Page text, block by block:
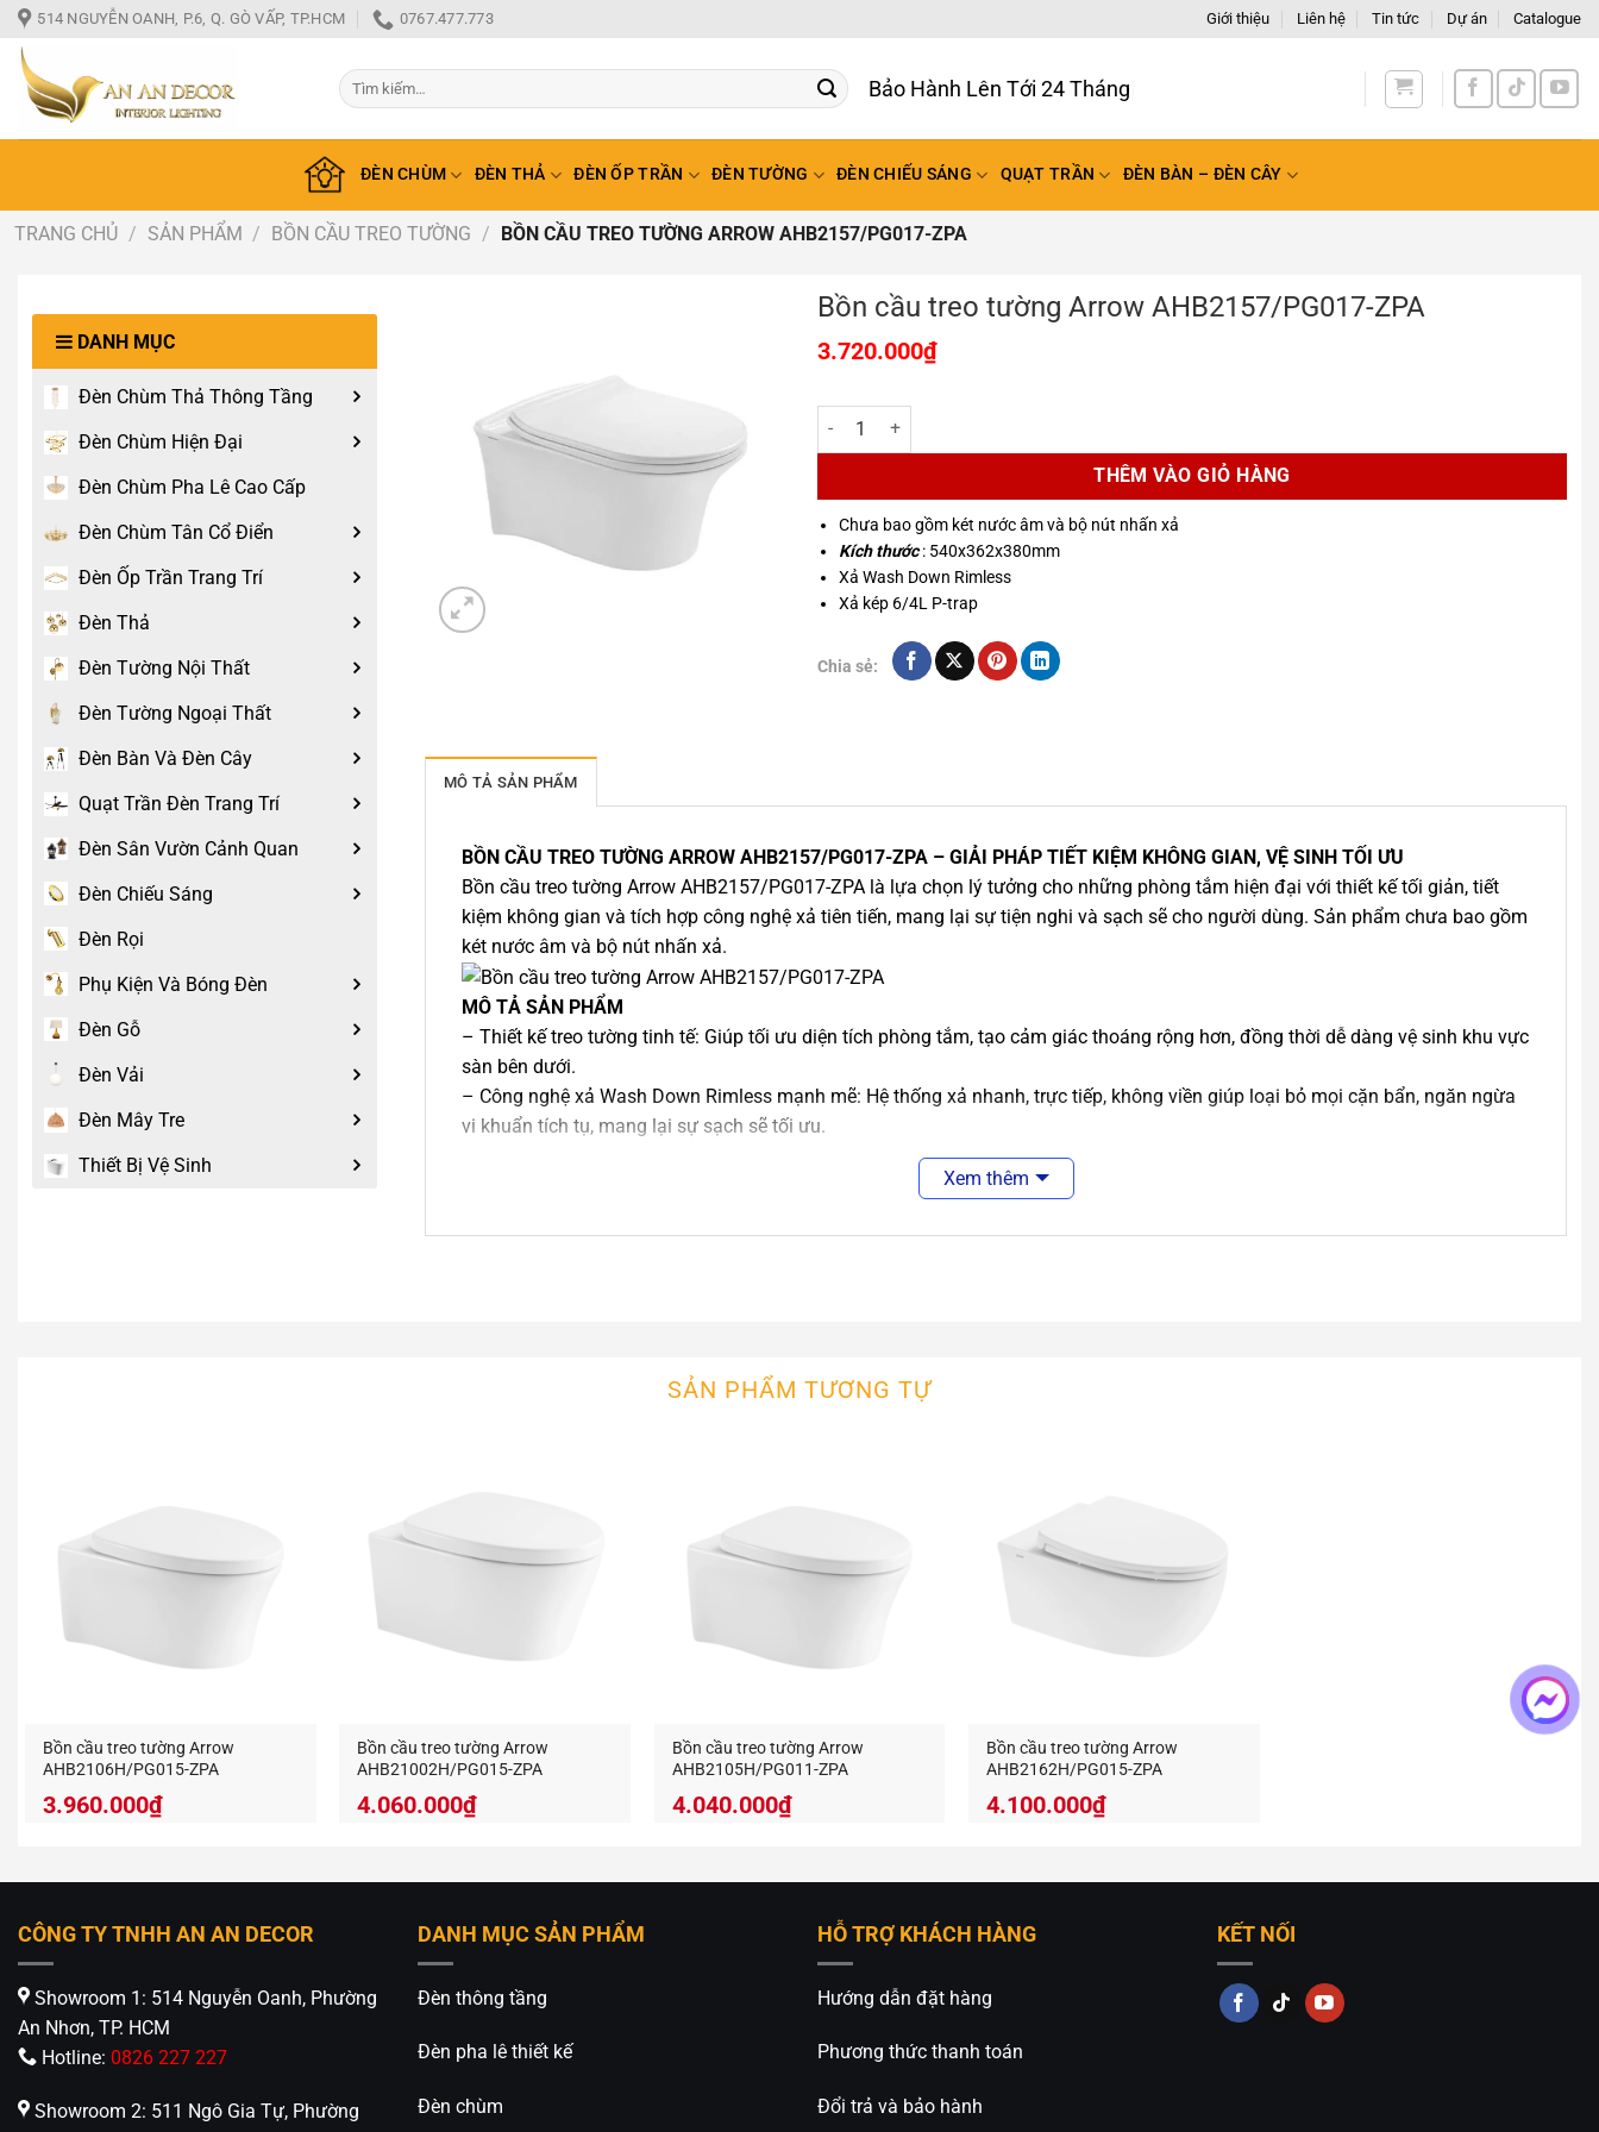
Bỏ
qua
nội
dung
514 NGUYỄN OANH, P.6, Q. GÒ VẤP, TP.HCM 0767.477.773 Giới thiệu Liên hệ Tin tức Dự án Catalogue
Tìm
kiếm:
Bảo Hành Lên Tới 24 T
ĐÈN CHÙM ĐÈN THẢ ĐÈN ỐP TRẦN ĐÈN TƯỜNG ĐÈN CHIẾU SÁNG QUẠT TRẦN ĐÈN BÀN – ĐÈN CÂY
TRANG CHỦ / SẢN PHẨM / BỒN CẦU TREO TƯỜNG / BỒN CẦU TREO TƯỜNG ARROW AHB2157/PG017-ZPA
DANH MỤC
Đèn Chùm Thả Thông Tầng
Đèn Chùm Hiện Đại
Đèn Chùm Pha Lê Cao Cấp
Đèn Chùm Tân Cổ Điển
Đèn Ốp Trần Trang Trí
Đèn Thả
Đèn Tường Nội Thất
Đèn Tường Ngoại Thất
Đèn Bàn Và Đèn Cây
Quạt Trần Đèn Trang Trí
Đèn Sân Vườn Cảnh Quan
Đèn Chiếu Sáng
Đèn Rọi
Phụ Kiện Và Bóng Đèn
Đèn Gỗ
Đèn Vải
Đèn Mây Tre
Thiết Bị Vệ Sinh
Bồn cầu treo tường Arrow AHB2157/PG017-ZPA
3.720.000₫
Bồn cầu treo tường Arrow AHB2157/PG017-ZPA số lượng
THÊM VÀO GIỎ HÀNG
Chưa bao gồm két nước âm và bộ nút nhấn xả
Kích thước: 540x362x380mm
Xả Wash Down Rimless
Xả kép 6/4L P-trap
Chia sẻ:
MÔ TẢ SẢN PHẨM
BỒN CẦU TREO TƯỜNG ARROW AHB2157/PG017-ZPA – GIẢI PHÁP TIẾT KIỆM KHÔNG GIAN, VỆ SINH TỐI ƯU
Bồn cầu treo tường Arrow AHB2157/PG017-ZPA là lựa chọn lý tưởng cho những phòng tắm hiện đại với thiết kế tối giản, tiết
kiệm không gian và tích hợp công nghệ xả tiên tiến, mang lại sự tiện nghi và sạch sẽ cho người dùng. Sản phẩm chưa bao gồm
két nước âm và bộ nút nhấn xả.
MÔ TẢ SẢN PHẨM
– Thiết kế treo tường tinh tế: Giúp tối ưu diện tích phòng tắm, tạo cảm giác thoáng rộng hơn, đồng thời dễ dàng vệ sinh khu vực
sàn bên dưới.
– Công nghệ xả Wash Down Rimless mạnh mẽ: Hệ thống xả nhanh, trực tiếp, không viền giúp loại bỏ mọi cặn bẩn, ngăn ngừa
vi khuẩn tích tụ, mang lại sự sạch sẽ tối ưu.
– Xả kép 6L/4L tiết kiệm nước: Hai chế độ xả linh hoạt, giúp bạn lựa chọn mức xả phù hợp, tiết kiệm nước mà vẫn đảm bảo
Xem thêm
SẢN PHẨM TƯƠNG TỰ
Bồn cầu treo tường Arrow
AHB2106H/PG015-ZPA
3.960.000₫
Bồn cầu treo tường Arrow
AHB21002H/PG015-ZPA
4.060.000₫
Bồn cầu treo tường Arrow
AHB2105H/PG011-ZPA
4.040.000₫
Bồn cầu treo tường Arrow
AHB2162H/PG015-ZPA
4.100.000₫
CÔNG TY TNHH AN AN DECOR
Showroom 1: 514 Nguyễn Oanh, Phường
An Nhơn, TP. HCM
Hotline: 0826 227 227
Showroom 2: 511 Ngô Gia Tự, Phường
DANH MỤC SẢN PHẨM
Đèn thông tầng
Đèn pha lê thiết kế
Đèn chùm
HỖ TRỢ KHÁCH HÀNG
Hướng dẫn đặt hàng
Phương thức thanh toán
Đổi trả và bảo hành
KẾT NỐI